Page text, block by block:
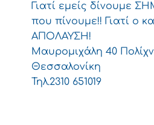
Γιατί εμείς δίνουμε
που πίνουμε!! Γιατί ο
ΑΠΟΛΑΥΣΗ!
Μαυρομιχάλη 40
Θεσσαλονίκη
Τηλ.2310 651019